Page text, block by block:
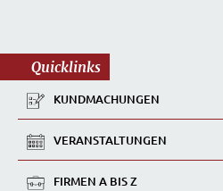
Quicklinks
KUNDMACHUNGEN
VERANSTALTUNGEN
FIRMEN A BIS Z